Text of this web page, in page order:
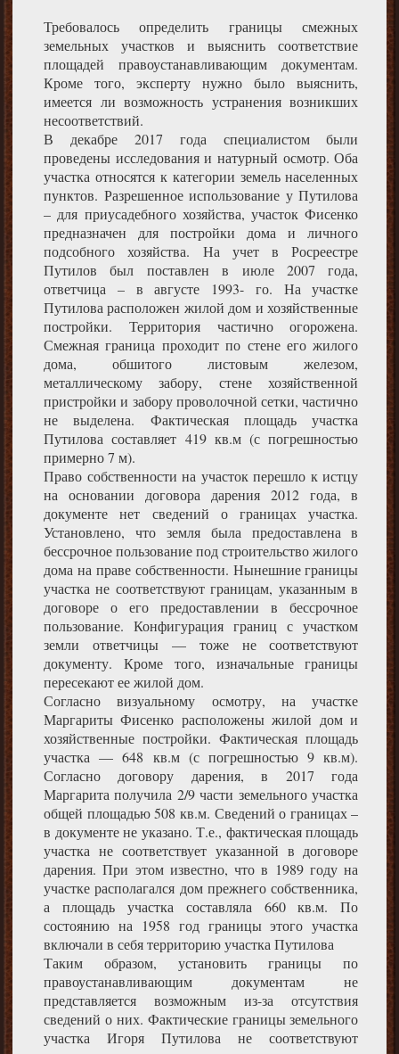
Требовалось определить границы смежных
земельных участков и выяснить соответствие
площадей правоустанавливающим документам.
Кроме того, эксперту нужно было выяснить,
имеется ли возможность устранения возникших
несоответствий.
В декабре 2017 года специалистом были
проведены исследования и натурный осмотр. Оба
участка относятся к категории земель населенных
пунктов. Разрешенное использование у Путилова
– для приусадебного хозяйства, участок Фисенко
предназначен для постройки дома и личного
подсобного хозяйства. На учет в Росреестре
Путилов был поставлен в июле 2007 года,
ответчица – в августе 1993- го. На участке
Путилова расположен жилой дом и хозяйственные
постройки. Территория частично огорожена.
Смежная граница проходит по стене его жилого
дома, обшитого листовым железом,
металлическому забору, стене хозяйственной
пристройки и забору проволочной сетки, частично
не выделена. Фактическая площадь участка
Путилова составляет 419 кв.м (с погрешностью
примерно 7 м).
Право собственности на участок перешло к истцу
на основании договора дарения 2012 года, в
документе нет сведений о границах участка.
Установлено, что земля была предоставлена в
бессрочное пользование под строительство жилого
дома на праве собственности. Нынешние границы
участка не соответствуют границам, указанным в
договоре о его предоставлении в бессрочное
пользование. Конфигурация границ с участком
земли ответчицы — тоже не соответствуют
документу. Кроме того, изначальные границы
пересекают ее жилой дом.
Согласно визуальному осмотру, на участке
Маргариты Фисенко расположены жилой дом и
хозяйственные постройки. Фактическая площадь
участка — 648 кв.м (с погрешностью 9 кв.м).
Согласно договору дарения, в 2017 года
Маргарита получила 2/9 части земельного участка
общей площадью 508 кв.м. Сведений о границах –
в документе не указано. Т.е., фактическая площадь
участка не соответствует указанной в договоре
дарения. При этом известно, что в 1989 году на
участке располагался дом прежнего собственника,
а площадь участка составляла 660 кв.м. По
состоянию на 1958 год границы этого участка
включали в себя территорию участка Путилова
Таким образом, установить границы по
правоустанавливающим документам не
представляется возможным из-за отсутствия
сведений о них. Фактические границы земельного
участка Игоря Путилова не соответствуют